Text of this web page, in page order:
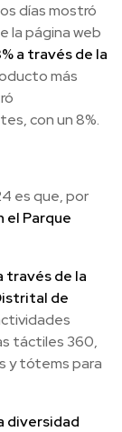
días mostró
la página web
a través de la
más
con un 8%.
es que, por
el Parque
través de la
de
táctiles 360,
y tótems para
diversidad